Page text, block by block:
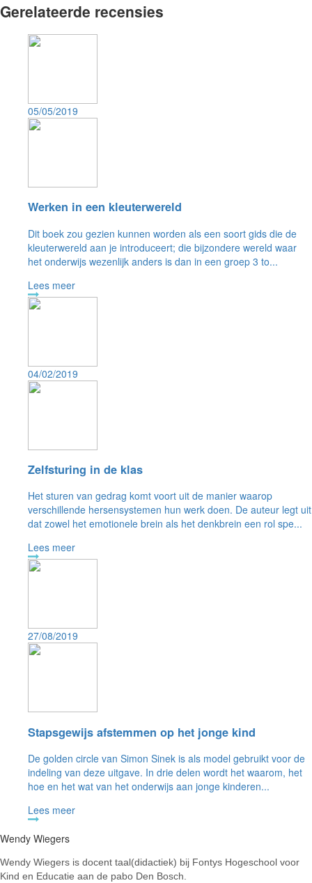
Gerelateerde recensies
05/05/2019
Werken in een kleuterwereld
Dit boek zou gezien kunnen worden als een soort gids die de
kleuterwereld aan je introduceert; die bijzondere wereld waar
het onderwijs wezenlijk anders is dan in een groep 3 to...
Lees meer
04/02/2019
Zelfsturing in de klas
Het sturen van gedrag komt voort uit de manier waarop
verschillende hersensystemen hun werk doen. De auteur legt uit
dat zowel het emotionele brein als het denkbrein een rol spe...
Lees meer
27/08/2019
Stapsgewijs afstemmen op het jonge kind
De golden circle van Simon Sinek is als model gebruikt voor de
indeling van deze uitgave. In drie delen wordt het waarom, het
hoe en het wat van het onderwijs aan jonge kinderen...
Lees meer
Wendy Wiegers
Wendy Wiegers is docent taal(didactiek) bij Fontys Hogeschool voor
Kind en Educatie aan de pabo Den Bosch.